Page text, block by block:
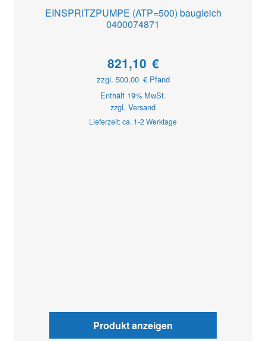
EINSPRITZPUMPE (ATP=500) baugleich
0400074871
821,10 €
zzgl. 500,00 €Pfand
Enthält 19% MwSt.
zzgl. Versand
Lieferzeit: ca. 1-2 Werktage
Produkt anzeigen